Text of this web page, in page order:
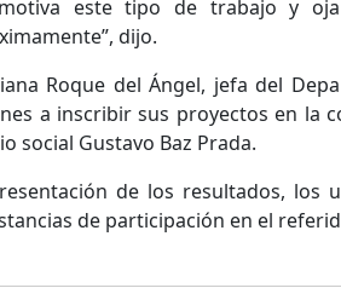
este tipo de trabajo y
dijo.
Roque del Ángel, jefa del
a inscribir sus proyectos en la
social Gustavo Baz Prada.
de los resultados, los
de participación en el